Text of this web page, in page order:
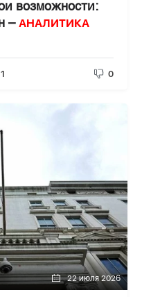
возможности:
– АНАЛИТИКА
1 0
22 июля 2026